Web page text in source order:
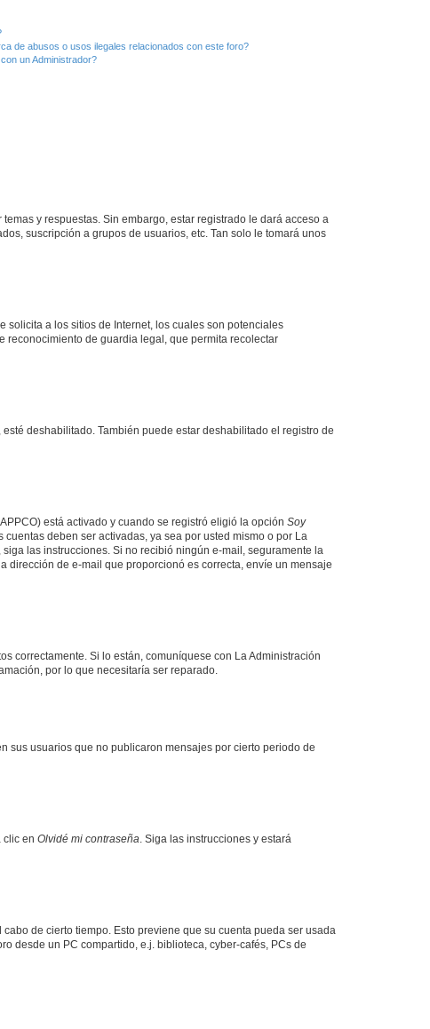
de abusos o usos ilegales relacionados con este foro?
un Administrador?
y respuestas. Sin embargo, estar registrado le dará acceso a
suscripción a grupos de usuarios, etc. Tan solo le tomará unos
solicita a los sitios de Internet, los cuales son potenciales
reconocimiento de guardia legal, que permita recolectar
deshabilitado. También puede estar deshabilitado el registro de
está activado y cuando se registró eligió la opción Soy
deben ser activadas, ya sea por usted mismo o por La
las instrucciones. Si no recibió ningún e-mail, seguramente la
dirección de e-mail que proporcionó es correcta, envíe un mensaje
correctamente. Si lo están, comuníquese con La Administración
por lo que necesitaría ser reparado.
sus usuarios que no publicaron mensajes por cierto periodo de
clic en Olvidé mi contraseña. Siga las instrucciones y estará
de cierto tiempo. Esto previene que su cuenta pueda ser usada
desde un PC compartido, e.j. biblioteca, cyber-cafés, PCs de